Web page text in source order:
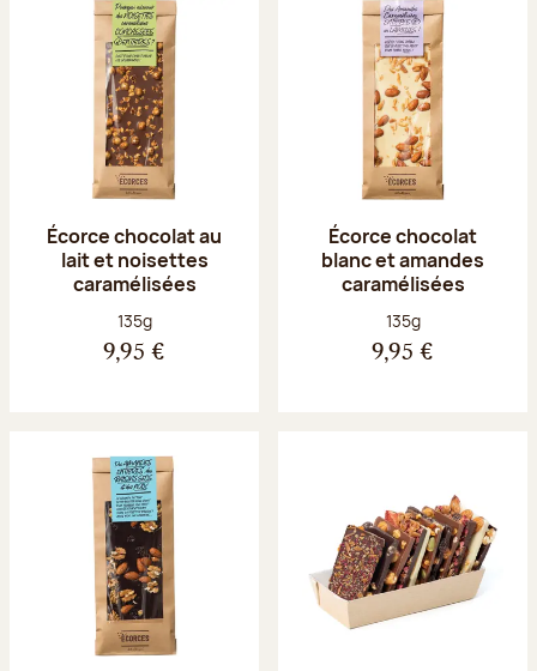
Écorce chocolat au
lait et noisettes
caramélisées
Poids net :
135g
9,95 €
Écorce chocolat
blanc et amandes
caramélisées
Poids net :
135g
9,95 €